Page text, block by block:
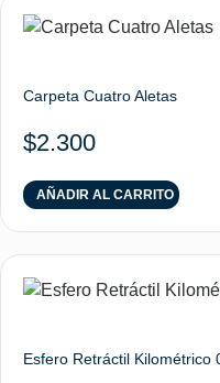
Carpeta Cuatro Aletas
$2.300
AÑADIR AL CARRITO
Esfero Retráctil Kilométrico